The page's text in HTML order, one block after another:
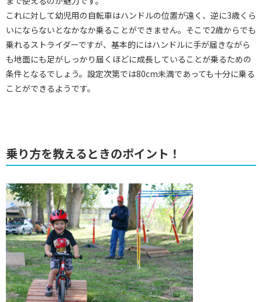
これに対して幼児用の自転車はハンドルの位置が遠く、逆に3歳くら
いにならないとなかなか乗ることができません。そこで2歳からでも
乗れるストライダーですが、基本的にはハンドルに手が届きながら
も地面にも足がしっかり届くほどに成長していることが乗るための
条件となるでしょう。設定次第では80cm未満であっても十分に乗る
ことができるようです。
乗り方を教えるときのポイント！